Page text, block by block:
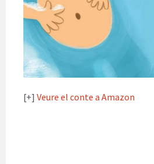
[+] Veure el conte a Amazon